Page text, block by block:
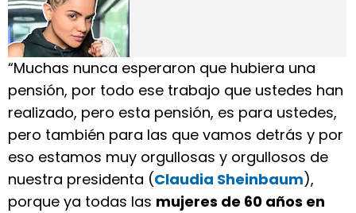
“Muchas nunca esperaron que hubiera una
pensión, por todo ese trabajo que ustedes han
realizado, pero esta pensión, es para ustedes,
pero también para las que vamos detrás y por
eso estamos muy orgullosas y orgullosos de
nuestra presidenta (Claudia Sheinbaum),
porque ya todas las mujeres de 60 años en